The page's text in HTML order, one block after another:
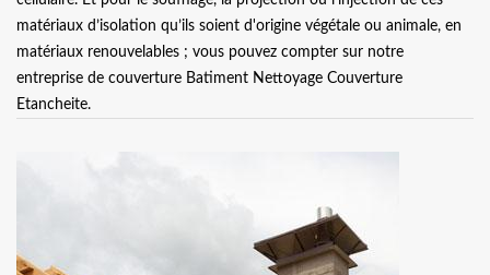
matériaux d’isolation qu’ils soient d'origine végétale ou animale, en
matériaux renouvelables ; vous pouvez compter sur notre
entreprise de couverture Batiment Nettoyage Couverture
Etancheite.